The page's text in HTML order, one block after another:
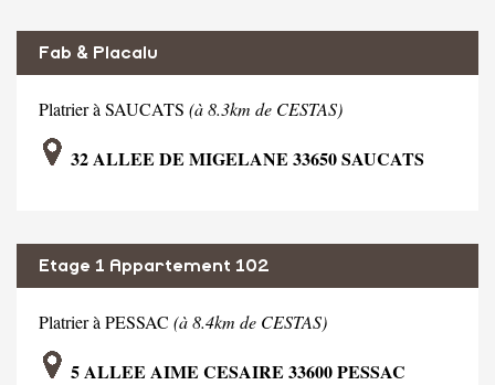
Fab & Placalu
Platrier à SAUCATS (à 8.3km de CESTAS)
32 ALLEE DE MIGELANE 33650 SAUCATS
Etage 1 Appartement 102
Platrier à PESSAC (à 8.4km de CESTAS)
5 ALLEE AIME CESAIRE 33600 PESSAC